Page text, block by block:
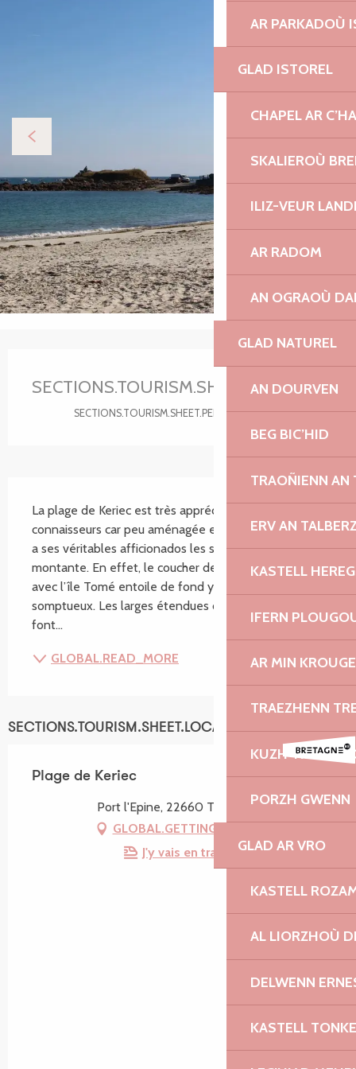
AR PARKADOÙ
GLAD ISTOREL
CHAPEL AR
SKALIEROÙ
ILIZ-VEUR
AR RADOM
AN OGRAOÙ
GLAD NATUREL
AN DOURVEN
BEG BIC’HID
TRAOÑIENN AN
ERV AN
KASTELL HEREG
IFERN
AR MIN
TRAEZHENN
KUZH-HEOL E
PORZH GWENN
GLAD AR VRO
KASTELL
AL LIORZHOÙ
DELWENN
KASTELL
SECTIONS.TOURISM.SHEET.PERIODS.DETAILS
SECTIONS.TOURISM.SHEET.DESCRIPTION
La plage de Keriec est très appréciée des
connaisseurs car peu aménagée et sauvage. L’endroit
a ses véritables afficionados les soirs d’été à marée
montante. En effet, le coucher de soleil sur la mer
avec l’île Tomé entoile de fond y est souvent
somptueux. Les larges étendues de sable fin en
font...
GLOBAL.READ_MORE
SECTIONS.TOURISM.SHEET.LOCATION
Plage de Keriec
Port l'Epine, 22660 Trélévern
GLOBAL.GETTING_THERE
J'y vais en train !